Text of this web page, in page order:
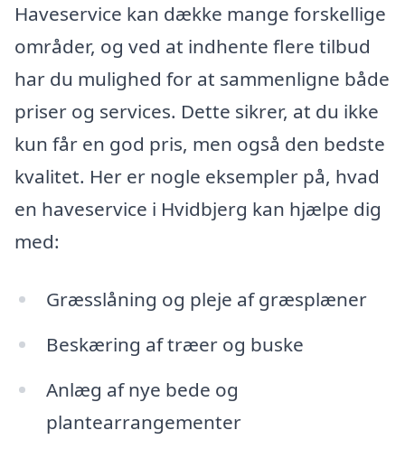
Haveservice kan dække mange forskellige
områder, og ved at indhente flere tilbud
har du mulighed for at sammenligne både
priser og services. Dette sikrer, at du ikke
kun får en god pris, men også den bedste
kvalitet. Her er nogle eksempler på, hvad
en haveservice i Hvidbjerg kan hjælpe dig
med:
Græsslåning og pleje af græsplæner
Beskæring af træer og buske
Anlæg af nye bede og
plantearrangementer